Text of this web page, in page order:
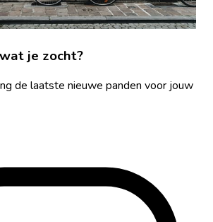
je zocht?
de laatste nieuwe panden voor jouw